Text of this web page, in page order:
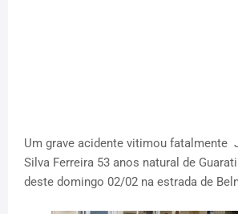
Um grave acidente vitimou fatalmente
Silva Ferreira 53 anos natural de
deste domingo 02/02 na estrada de